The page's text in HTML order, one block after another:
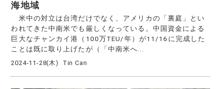
海地域
米中の対立は台湾だけでなく、アメリカの「裏庭」とい
われてきた中南米でも厳しくなっている。中国資金による
巨大なチャンカイ港（100万TEU/年）が11/16に完成した
ことは既に取り上げたが（「中南米へ...
2024-11-28(木) Tin Can